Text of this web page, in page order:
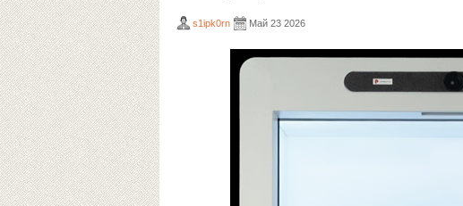
s1ipk0rn Май 23 2026